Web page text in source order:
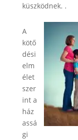
küszködnek. .
A
kötő
dési
elm
élet
szer
int a
ház
assá
gi